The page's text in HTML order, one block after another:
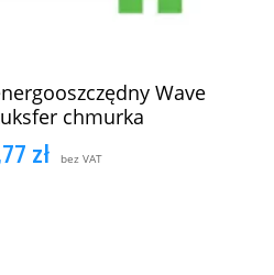
Wave
chmurka
zł bez VAT